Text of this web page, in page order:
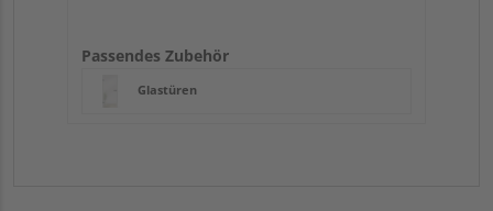
Passendes Zubehör
Glastüren